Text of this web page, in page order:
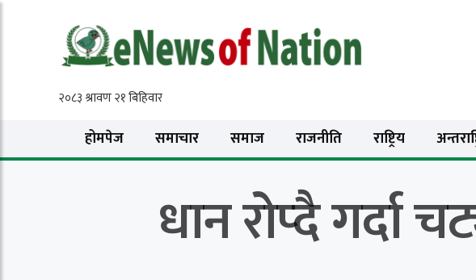
होमपेज समाचार समाज राजनीति राष्ट्रिय
धान रोप्दै गर्दा